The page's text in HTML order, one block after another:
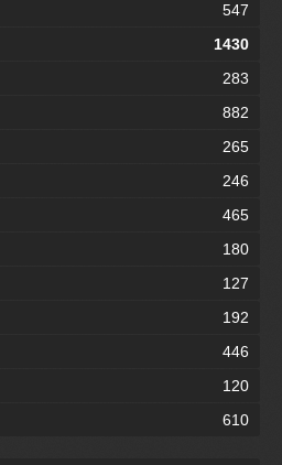
547
1430
283
882
265
246
465
180
127
192
446
120
610